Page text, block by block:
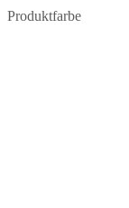
Produktfarbe